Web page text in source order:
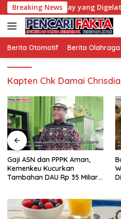
Langsung
ke
konten
Breaking News
Car Free Day yang Digelat
Berita Otomotif Berita Olahraga
Kapten Chk Damai
Gaji ASN dan PPPK Aman,
Kemenkeu Kucurkan
Tambahan DAU Rp 35 Miliar